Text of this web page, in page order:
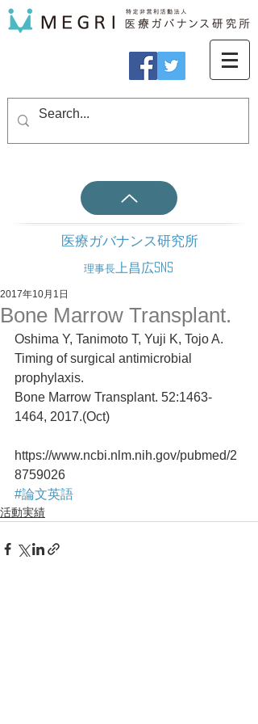
医療ガバナンス研究所
理事長 上昌広SNS
Bone Marrow Transplant.
2017年10月1日
Oshima Y, Tanimoto T, Yuji K, Tojo A.
Timing of surgical antimicrobial
prophylaxis.
Bone Marrow Transplant. 52:1463-
1464, 2017.(Oct)
https://www.ncbi.nlm.nih.gov/pubmed/2
8759026
#論文英語
活動実績